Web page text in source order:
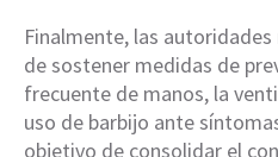
Finalmente, las
de sostener medidas de
frecuente de manos, la
uso de barbijo ante
objetivo de consolidar el